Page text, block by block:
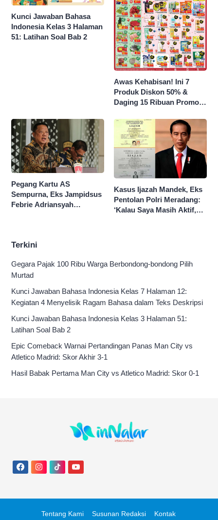
Kunci Jawaban Bahasa
Indonesia Kelas 3 Halaman
51: Latihan Soal Bab 2
Awas Kehabisan! Ini 7
Produk Diskon 50% &
Daging 15 Ribuan Promo
Malam Ini
Pegang Kartu AS
Sempurna, Eks Jampidsus
Febrie Adriansyah
Kasus Ijazah Mandek, Eks
Pentolan Polri Meradang:
‘Kalau Saya Masih Aktif,
Terkini
Gegara Pajak 100 Ribu Warga Berbondong-bondong Pilih
Murtad
Kunci Jawaban Bahasa Indonesia Kelas 7 Halaman 12:
Kegiatan 4 Menyelisik Ragam Bahasa dalam Teks Deskripsi
Kunci Jawaban Bahasa Indonesia Kelas 3 Halaman 51:
Latihan Soal Bab 2
Epic Comeback Warnai Pertandingan Panas Man City vs
Atletico Madrid: Skor Akhir 3-1
Hasil Babak Pertama Man City vs Atletico Madrid: Skor 0-1
Tentang Kami Susunan Redaksi Kontak